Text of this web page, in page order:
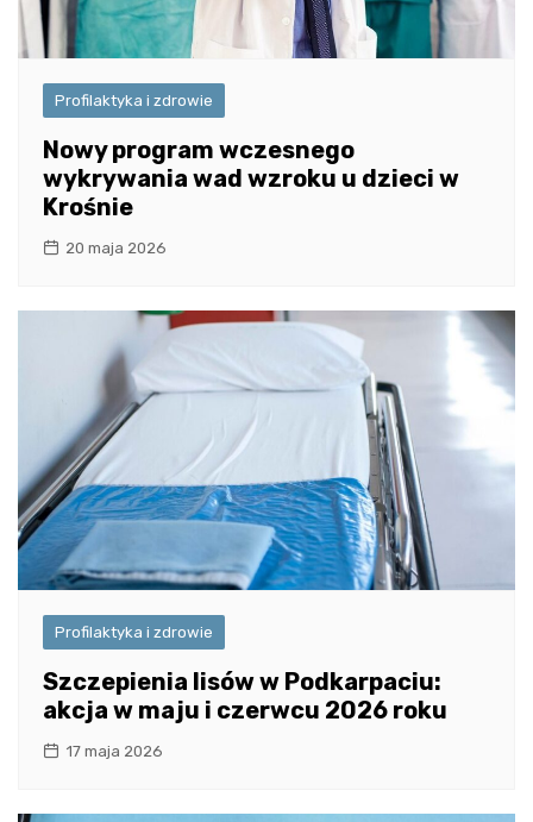
Profilaktyka i zdrowie
Nowy program wczesnego
wykrywania wad wzroku u dzieci w
Krośnie
20 maja 2026
Profilaktyka i zdrowie
Szczepienia lisów w Podkarpaciu:
akcja w maju i czerwcu 2026 roku
17 maja 2026